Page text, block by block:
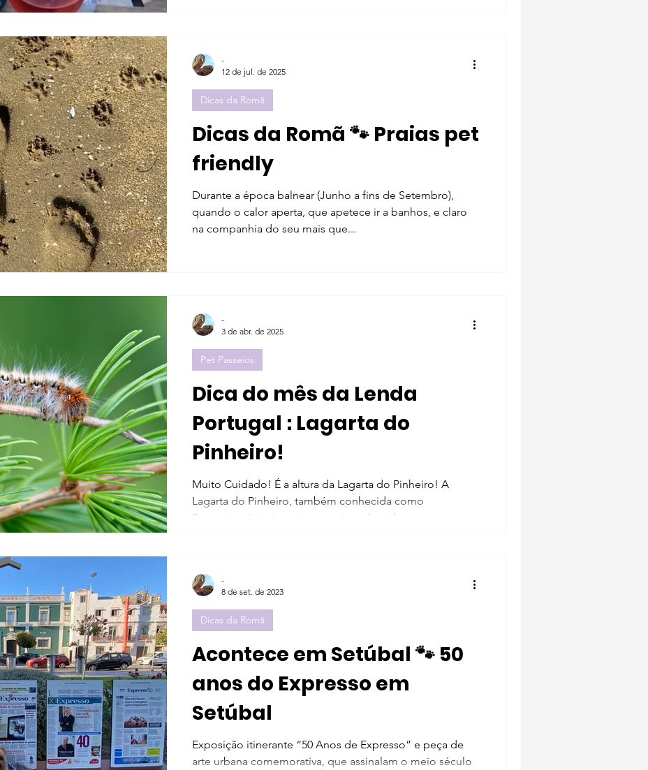
Miradouros de Portugal Amor Incondicional
Dicas da Romã 🐾 Praias pet
friendly
Durante a época balnear (Junho a fins de Setembro),
quando o calor aperta, que apetece ir a banhos, e claro
na companhia do seu mais que...
Dicas da Romã
-
12 de jul. de 2025
Dica do mês da Lenda
Portugal : Lagarta do
Pinheiro!
Muito Cuidado! É a altura da Lagarta do Pinheiro! A
Lagarta do Pinheiro, também conhecida como
Processionária, é um inseto e é conhecida...
Pet Passeios
-
3 de abr. de 2025
Acontece em Setúbal 🐾 50
anos do Expresso em
Setúbal
Exposição itinerante “50 Anos de Expresso” e peça de
arte urbana comemorativa, que assinalam o meio século
Dicas da Romã
-
8 de set. de 2023